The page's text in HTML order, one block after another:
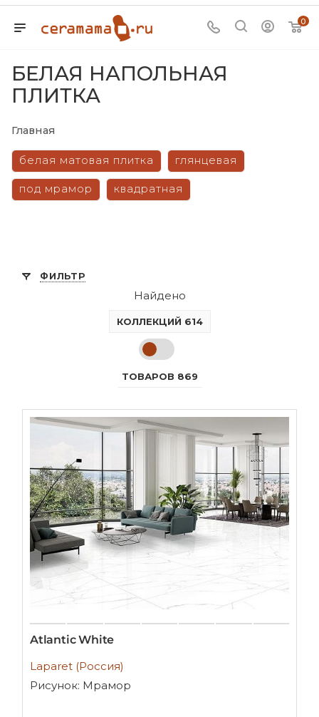
0
БЕЛАЯ НАПОЛЬНАЯ
ПЛИТКА
Главная
белая матовая плитка глянцевая
под мрамор квадратная
ФИЛЬТР
Найдено
КОЛЛЕКЦИЙ 614
ТОВАРОВ 869
Atlantic White
Laparet (Россия)
Рисунок: Мрамор